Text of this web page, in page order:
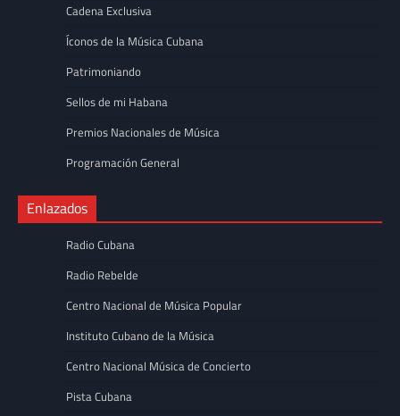
Cadena Exclusiva
Íconos de la Música Cubana
Patrimoniando
Sellos de mi Habana
Premios Nacionales de Música
Programación General
Enlazados
Radio Cubana
Radio Rebelde
Centro Nacional de Música Popular
Instituto Cubano de la Música
Centro Nacional Música de Concierto
Pista Cubana